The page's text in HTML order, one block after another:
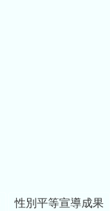
性別平等宣導成果